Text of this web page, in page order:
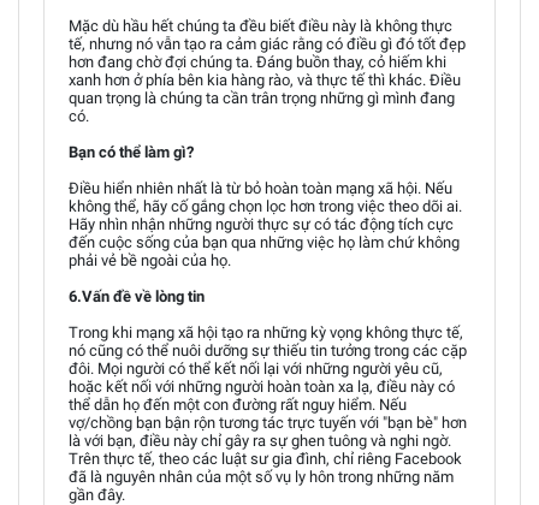
Mặc dù hầu hết chúng ta đều biết điều này là không thực
tế, nhưng nó vẫn tạo ra cảm giác rằng có điều gì đó tốt đẹp
hơn đang chờ đợi chúng ta. Đáng buồn thay, cỏ hiếm khi
xanh hơn ở phía bên kia hàng rào, và thực tế thì khác. Điều
quan trọng là chúng ta cần trân trọng những gì mình đang
có.
Bạn có thể làm gì?
Điều hiển nhiên nhất là từ bỏ hoàn toàn mạng xã hội. Nếu
không thể, hãy cố gắng chọn lọc hơn trong việc theo dõi ai.
Hãy nhìn nhận những người thực sự có tác động tích cực
đến cuộc sống của bạn qua những việc họ làm chứ không
phải vẻ bề ngoài của họ.
6.Vấn đề về lòng tin
Trong khi mạng xã hội tạo ra những kỳ vọng không thực tế,
nó cũng có thể nuôi dưỡng sự thiếu tin tưởng trong các cặp
đôi. Mọi người có thể kết nối lại với những người yêu cũ,
hoặc kết nối với những người hoàn toàn xa lạ, điều này có
thể dẫn họ đến một con đường rất nguy hiểm. Nếu
vợ/chồng bạn bận rộn tương tác trực tuyến với "bạn bè" hơn
là với bạn, điều này chỉ gây ra sự ghen tuông và nghi ngờ.
Trên thực tế, theo các luật sư gia đình, chỉ riêng Facebook
đã là nguyên nhân của một số vụ ly hôn trong những năm
gần đây.